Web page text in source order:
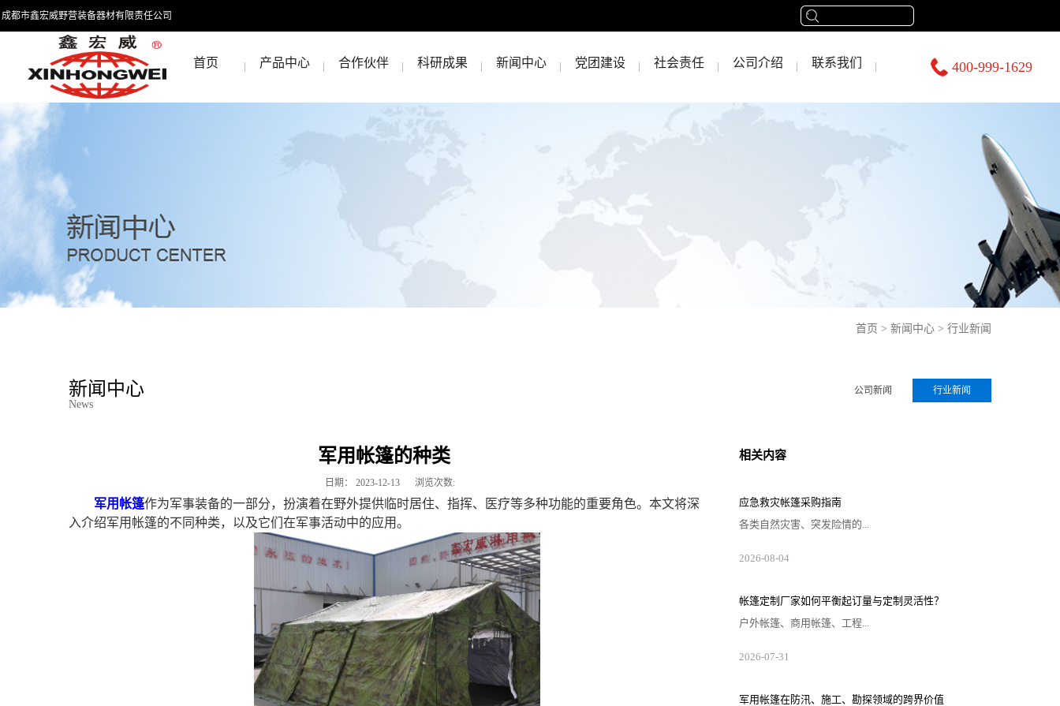
成都市鑫宏威野营装备器材有限责任公司
首页 产品中心 合作伙伴 科研成果 新闻中心 党团建设 社会责任 公司介绍 联系我们 400-999-1629
首页 > 新闻中心 > 行业新闻
新闻中心
News
公司新闻 行业新闻
军用帐篷的种类
日期： 2023-12-13 浏览次数:
军用帐篷作为军事装备的一部分，扮演着在野外提供临时居住、指挥、医疗等多种功能的重要角色。本文将深
入介绍军用帐篷的不同种类，以及它们在军事活动中的应用。‍
相关内容
应急救灾帐篷采购指南
各类自然灾害、突发险情的...
2026-08-04
帐篷定制厂家如何平衡起订量与定制灵活性？
户外帐篷、商用帐篷、工程...
2026-07-31
军用帐篷在防汛、施工、勘探领域的跨界价值